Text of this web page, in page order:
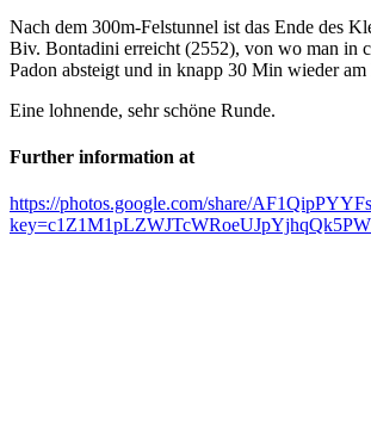
Nach dem 300m-Felstunnel ist das Ende des
Biv. Bontadini erreicht (2552), von wo man in
Padon absteigt und in knapp 30 Min wieder am
Eine lohnende, sehr schöne Runde.
Further information at
https://photos.google.com/share/